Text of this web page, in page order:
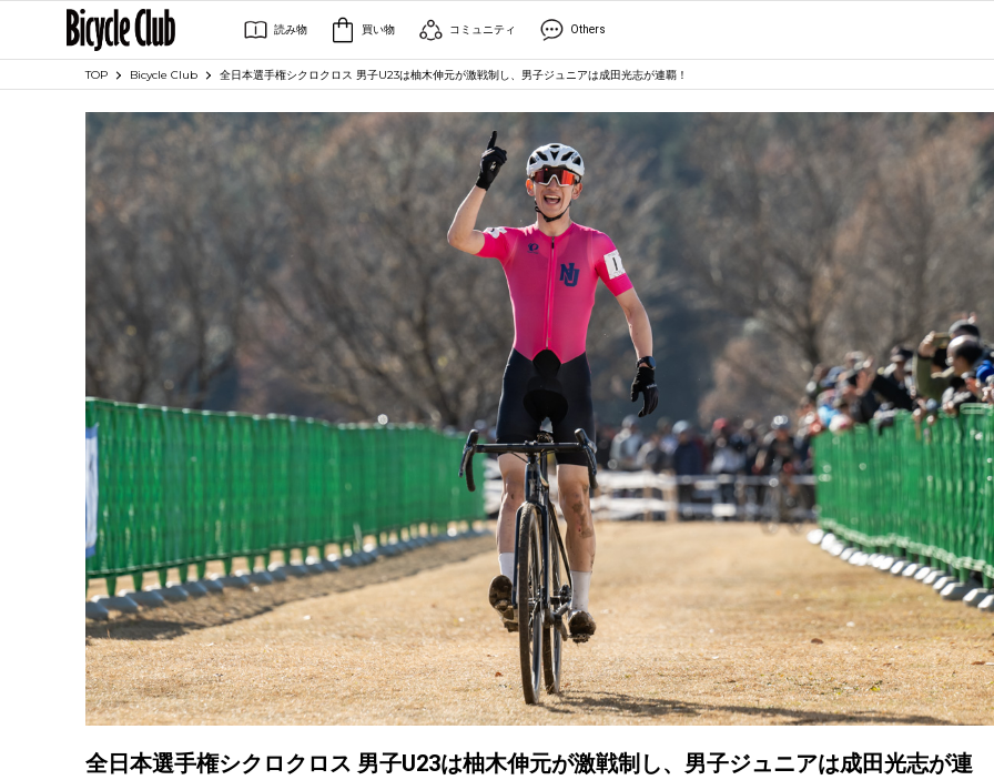
読み物 買い物 コミュニティ Others
TOP Bicycle Club 全日本選手権シクロクロス 男子U23は柚木伸元が激戦制し、男子ジュニアは成田光志が連覇！
全日本選手権シクロクロス 男子U23は柚木伸元が激戦制し、男子ジュニアは成田光志が連